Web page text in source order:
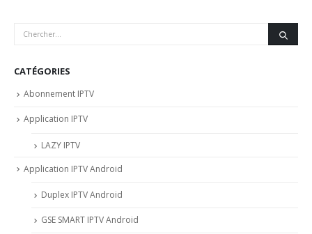
CATÉGORIES
Abonnement IPTV
Application IPTV
LAZY IPTV
Application IPTV Android
Duplex IPTV Android
GSE SMART IPTV Android